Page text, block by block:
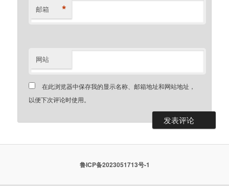
邮箱 *
网站
在此浏览器中保存我的显示名称、邮箱地址和网站地址，
以便下次评论时使用。
鲁ICP备2023051713号-1